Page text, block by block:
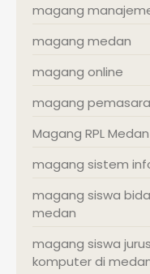
magang
magang medan
magang online
magang
Magang RPL Medan
magang sistem
magang siswa
medan
magang siswa
komputer di